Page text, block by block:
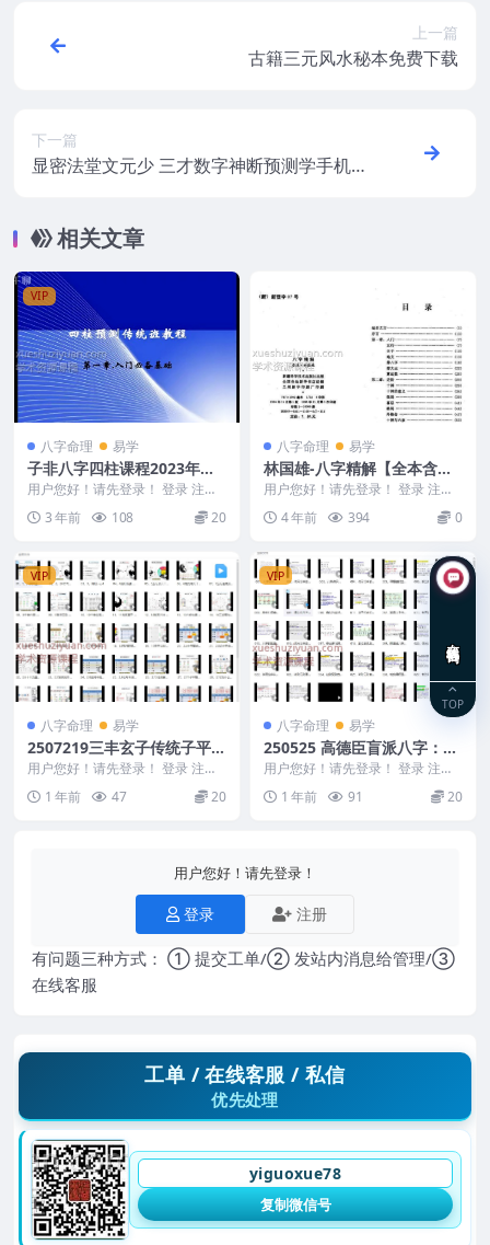
上一篇
古籍三元风水秘本免费下载
下一篇
显密法堂文元少 三才数字神断预测学手机号
相关文章
VIP
八字命理 易学
子非八字四柱课程2023年传
统正式课3集
用户您好！请先登录！ 登录 注册
2023年传统正式课3集 子非八字四
柱课程20...
3 年前 108 20
八字命理 易学
林国雄-八字精解【全本含实
例】.pdf免费下载百度盘
用户您好！请先登录！ 登录 注册
林国雄-八字精解【全本含实例】.p
df 免费给...
4 年前 394 0
VIP
八字命理 易学
2507219三丰玄子传统子平格
局法中级课程76集视频Y
用户您好！请先登录！ 登录 注册
三丰玄子传统子平格局法中级课程
76集视频Y 2...
1 年前 47 20
VIP
八字命理 易学
250525 高德臣盲派八字：高
级弟子班正课129集Y
用户您好！请先登录！ 登录 注册
高德臣盲派八字：高级弟子班正课
129集Y 25...
1 年前 91 20
用户您好！请先登录！
登录 注册
有问题三种方式： ① 提交工单/② 发站内消息给管理/③
在线客服
工单 / 在线客服 / 私信
优先处理
yiguoxue78
复制微信号
TOP